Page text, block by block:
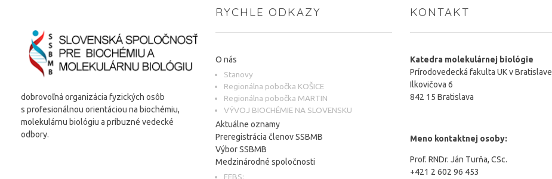
dobrovoľná organizácia fyzických osôb
s profesionálnou orientáciou na biochémiu,
molekulárnu biológiu a príbuzné vedecké
odbory.
RYCHLE ODKAZY
O nás
Stanovy
Regionálna pobočka KOŠICE
Regionálna pobočka MARTIN
VÝVOJ BIOCHÉMIE NA SLOVENSKU
Aktuálne oznamy
Preregistrácia členov SSBMB
Výbor SSBMB
Medzinárodné spoločnosti
FEBS:
KONTAKT
Katedra molekulárnej biológie
Prírodovedecká fakulta UK v Bratislave
Ilkovičova 6
842 15 Bratislava
Meno kontaktnej osoby:
Prof. RNDr. Ján Turňa, CSc.
+421 2 602 96 453